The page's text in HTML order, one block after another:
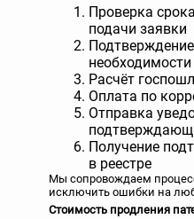
Проверка
подачи заявки
Расчёт
Оплата по
Отправка
Получение
в реестре
Мы сопровождаем
исключить ошибки на
Стоимость продления